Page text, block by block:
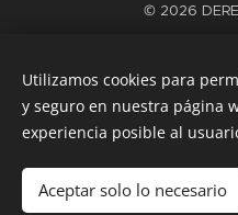
© 2026
Utilizamos cookies para
y seguro en nuestra página
experiencia posible al
Aceptar solo lo necesario